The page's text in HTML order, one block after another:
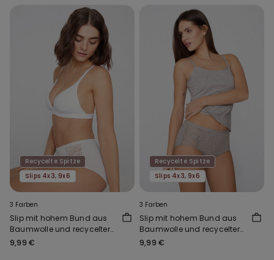
Recycelte Spitze
Slips 4x3, 9x6
3 Farben
Slip mit hohem Bund aus
Baumwolle und recycelter
Spitze
9,99 €
Recycelte Spitze
Slips 4x3, 9x6
3 Farben
Slip mit hohem Bund aus
Baumwolle und recycelter
Spitze
9,99 €